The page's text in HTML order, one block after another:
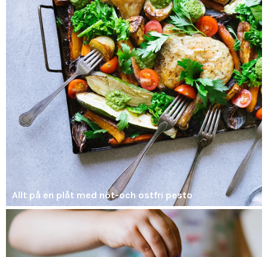
Allt på en plåt med nöt-och ostfri pesto